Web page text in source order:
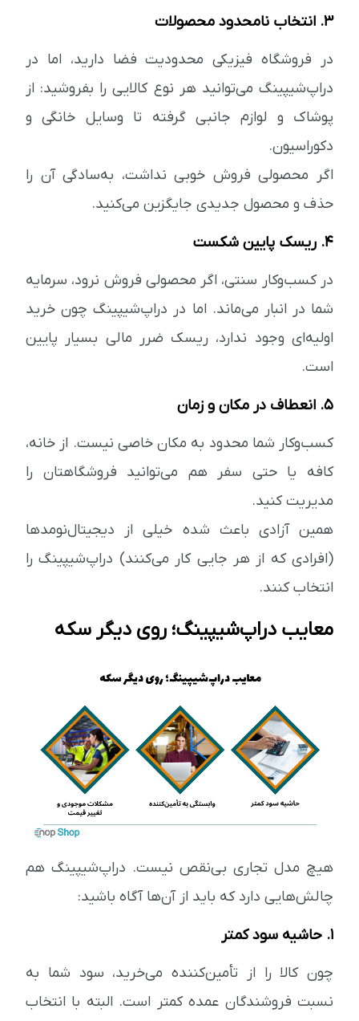
۳. انتخاب نامحدود محصولات
در فروشگاه فیزیکی محدودیت فضا دارید، اما در
دراپ‌شیپینگ می‌توانید هر نوع کالایی را بفروشید: از
پوشاک و لوازم جانبی گرفته تا وسایل خانگی و
دکوراسیون.
اگر محصولی فروش خوبی نداشت، به‌سادگی آن را
حذف و محصول جدیدی جایگزین می‌کنید.
۴. ریسک پایین شکست
در کسب‌وکار سنتی، اگر محصولی فروش نرود، سرمایه
شما در انبار می‌ماند. اما در دراپ‌شیپینگ چون خرید
اولیه‌ای وجود ندارد، ریسک ضرر مالی بسیار پایین
است.
۵. انعطاف در مکان و زمان
کسب‌وکار شما محدود به مکان خاصی نیست. از خانه،
کافه یا حتی سفر هم می‌توانید فروشگاهتان را
مدیریت کنید.
همین آزادی باعث شده خیلی از دیجیتال‌نومدها
(افرادی که از هر جایی کار می‌کنند) دراپ‌شیپینگ را
انتخاب کنند.
معایب دراپ‌شیپینگ؛ روی دیگر سکه
هیچ مدل تجاری بی‌نقص نیست. دراپ‌شیپینگ هم
چالش‌هایی دارد که باید از آن‌ها آگاه باشید:
۱. حاشیه سود کمتر
چون کالا را از تأمین‌کننده می‌خرید، سود شما به
نسبت فروشندگان عمده کمتر است. البته با انتخاب